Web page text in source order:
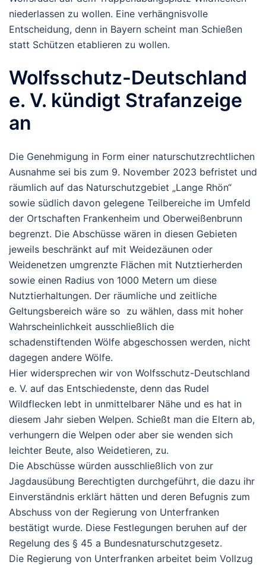
niederlassen zu wollen. Eine verhängnisvolle
Entscheidung, denn in Bayern scheint man Schießen
statt Schützen etablieren zu wollen.
Wolfsschutz-Deutschland
e. V. kündigt Strafanzeige
an
Die Genehmigung in Form einer naturschutzrechtlichen
Ausnahme sei bis zum 9. November 2023 befristet und
räumlich auf das Naturschutzgebiet „Lange Rhön“
sowie südlich davon gelegene Teilbereiche im Umfeld
der Ortschaften Frankenheim und Oberweißenbrunn
begrenzt. Die Abschüsse wären in diesen Gebieten
jeweils beschränkt auf mit Weidezäunen oder
Weidenetzen umgrenzte Flächen mit Nutztierherden
sowie einen Radius von 1000 Metern um diese
Nutztierhaltungen. Der räumliche und zeitliche
Geltungsbereich wäre so zu wählen, dass mit hoher
Wahrscheinlichkeit ausschließlich die
schadenstiftenden Wölfe abgeschossen werden, nicht
dagegen andere Wölfe.
Hier widersprechen wir von Wolfsschutz-Deutschland
e. V. auf das Entschiedenste, denn das Rudel
Wildflecken lebt in unmittelbarer Nähe und es hat in
diesem Jahr sieben Welpen. Schießt man die Eltern ab,
verhungern die Welpen oder aber sie wenden sich
leichter Beute, also Weidetieren, zu.
Die Abschüsse würden ausschließlich von zur
Jagdausübung Berechtigten durchgeführt, die dazu ihr
Einverständnis erklärt hätten und deren Befugnis zum
Abschuss von der Regierung von Unterfranken
bestätigt wurde. Diese Festlegungen beruhen auf der
Regelung des § 45 a Bundesnaturschutzgesetz.
Die Regierung von Unterfranken arbeitet beim Vollzug